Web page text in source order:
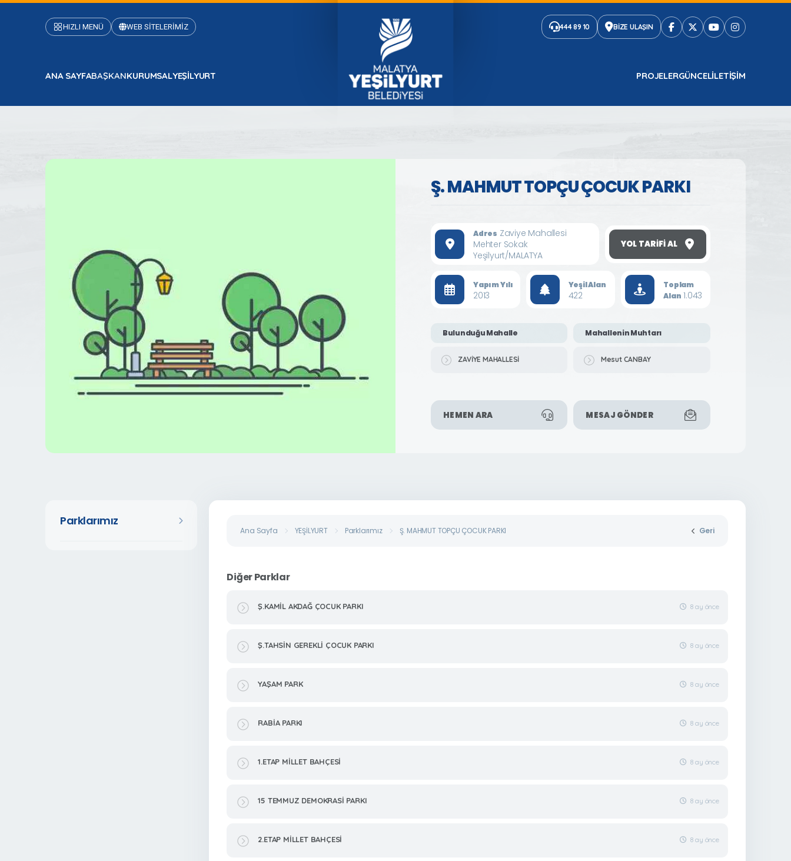
HIZLI MENÜ WEB SİTELERİMİZ 444 89 10 BİZE ULAŞIN
ANA SAYFABAŞKANKURUMSALYEŞİLYURT PROJELERGÜNCELILETIŞIM
Ş. MAHMUT TOPÇU ÇOCUK PARKI
Adres Zaviye Mahallesi
Mehter Sokak
Yeşilyurt/MALATYA
YOL TARIFI AL
Yapım Yılı
2013
Yeşil Alan
422
Toplam
Alan 1.043
Bulunduğu Mahalle
ZAVİYE MAHALLESİ
Mahallenin Muhtarı
Mesut CANBAY
HEMEN ARA MESAJ GÖNDER
Parklarımız
Ana Sayfa YEŞİLYURT Parklarımız Ş. MAHMUT TOPÇU ÇOCUK PARKI Geri
Diğer Parklar
Ş.KAMİL AKDAĞ ÇOCUK PARKI 8 ay önce
Ş.TAHSİN GEREKLİ ÇOCUK PARKI 8 ay önce
YAŞAM PARK 8 ay önce
RABİA PARKI 8 ay önce
1.ETAP MİLLET BAHÇESİ 8 ay önce
15 TEMMUZ DEMOKRASİ PARKI 8 ay önce
2.ETAP MİLLET BAHÇESİ 8 ay önce